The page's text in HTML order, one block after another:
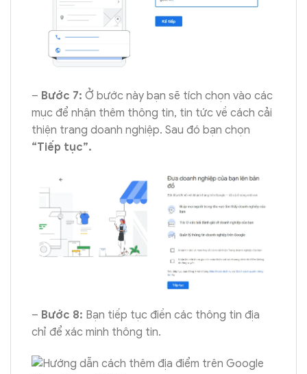
– Bước 7: Ở bước này bạn sẽ tích chọn vào các
mục để nhận thêm thông tin, tin tức về cách cải
thiện trang doanh nghiệp. Sau đó bạn chọn
“Tiếp tục”.
– Bước 8: Bạn tiếp tục điền các thông tin địa
chỉ để xác minh thông tin.